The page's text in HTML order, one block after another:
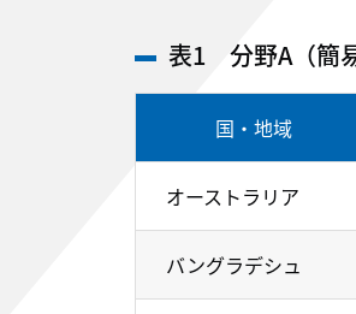
表1 分野A（簡
国・地域
オーストラリア
バングラデシュ